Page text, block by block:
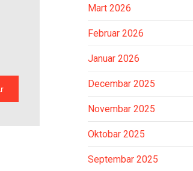
Mart 2026
Februar 2026
Januar 2026
Decembar 2025
Novembar 2025
Oktobar 2025
Septembar 2025